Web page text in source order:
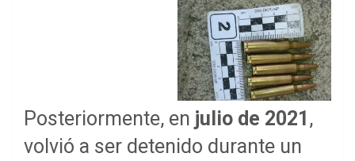
Posteriormente, en julio de 2021 ,
volvió a ser detenido durante un